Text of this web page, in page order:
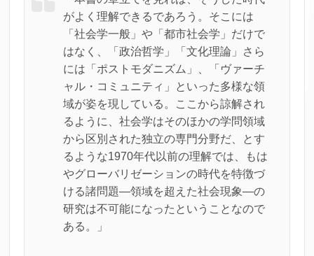
がよく理解できるであろう。そこには
「社会学一般」や「都市社会学」だけで
はなく、「政治哲学」「文化理論」さら
には「ポストモダニズム」、「ヴァーチ
ャル・コミュニティ」といった多様な領
域が姿を現している。ここから諒解され
るように、社会学はそのほかの学問領域
から区別された独立の専門分野だ、とす
るような1970年代以前の理解では、もは
やグローバリゼーションの時代を特徴づ
ける諸問題―領域を超えた社会現象―の
研究は不可能になったということなので
ある。」